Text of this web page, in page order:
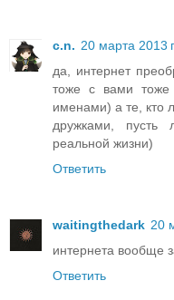
c.n. 20 марта 2013
да, интернет
тоже с вами
именами) а те, кто
дружками,
реальной жизни)
Ответить
waitingthedark 20
интернета вообще
Ответить